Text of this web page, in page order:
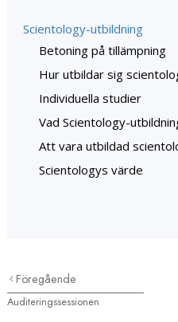
Scientology-utbildning
Betoning på tillämpning
Hur utbildar sig
Individuella studier
Vad Scientology-
Att vara utbildad
Scientologys värde
Föregående
Auditeringssessionen